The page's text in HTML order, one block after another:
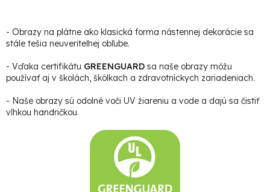
- Obrazy na plátne ako klasická forma nástennej dekorácie sa
stále tešia neuveriteľnej obľube.
- Vďaka certifikátu GREENGUARD sa naše obrazy môžu
používať aj v školách, škôlkach a zdravotníckych zariadeniach.
- Naše obrazy sú odolné voči UV žiareniu a vode a dajú sa čistiť
vlhkou handričkou.